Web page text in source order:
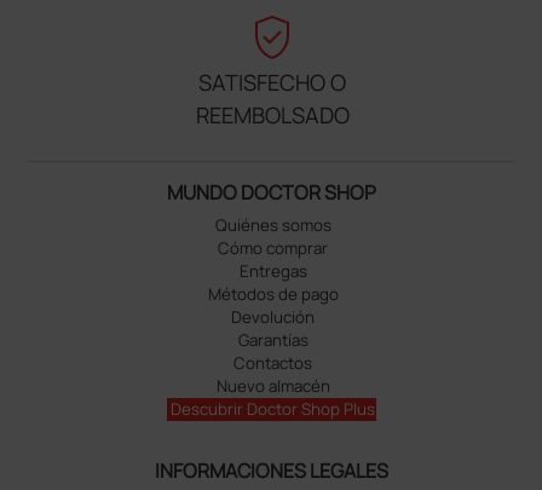
verified_user
SATISFECHO O
REEMBOLSADO
MUNDO DOCTOR SHOP
Quiénes somos
Cómo comprar
Entregas
Métodos de pago
Devolución
Garantías
Contactos
Nuevo almacén
Descubrir Doctor Shop Plus
INFORMACIONES LEGALES